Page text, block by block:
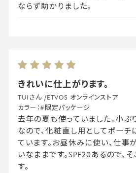
ならず助かりました。
きれいに仕上がります。
TUIさん /ETVOS オンラインストア
カラー：#限定パッケージ
去年の夏も使っていました。小ぶ
なので、化粧直し用としてポー
ています。お昼休みに使い、仕事
いなままです。SPF20あるので、
す。